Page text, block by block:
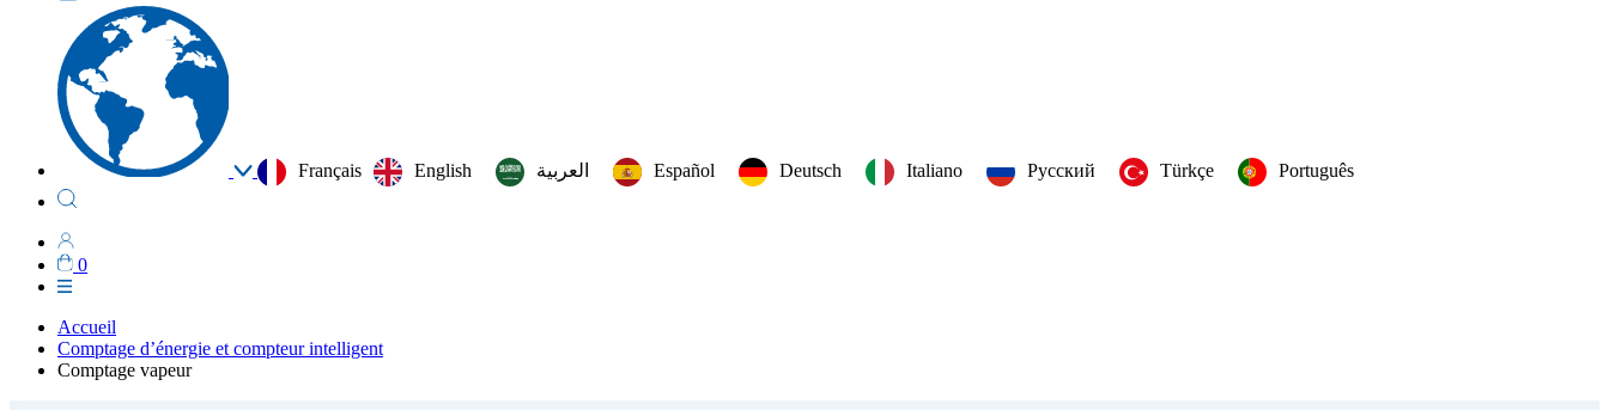
Français English العربية‏ Español Deutsch Italiano Русский Türkçe Português
0
Accueil
Comptage d’énergie et compteur intelligent
Comptage vapeur